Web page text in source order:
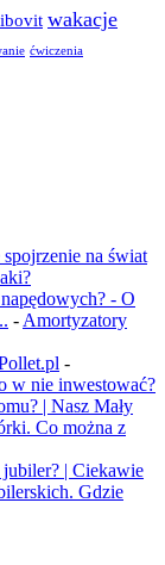
wakacje
ćwiczenia
na świat
- O
- Amortyzatory
-
w nie inwestować?
| Nasz Mały
Co można z
| Ciekawie
Gdzie